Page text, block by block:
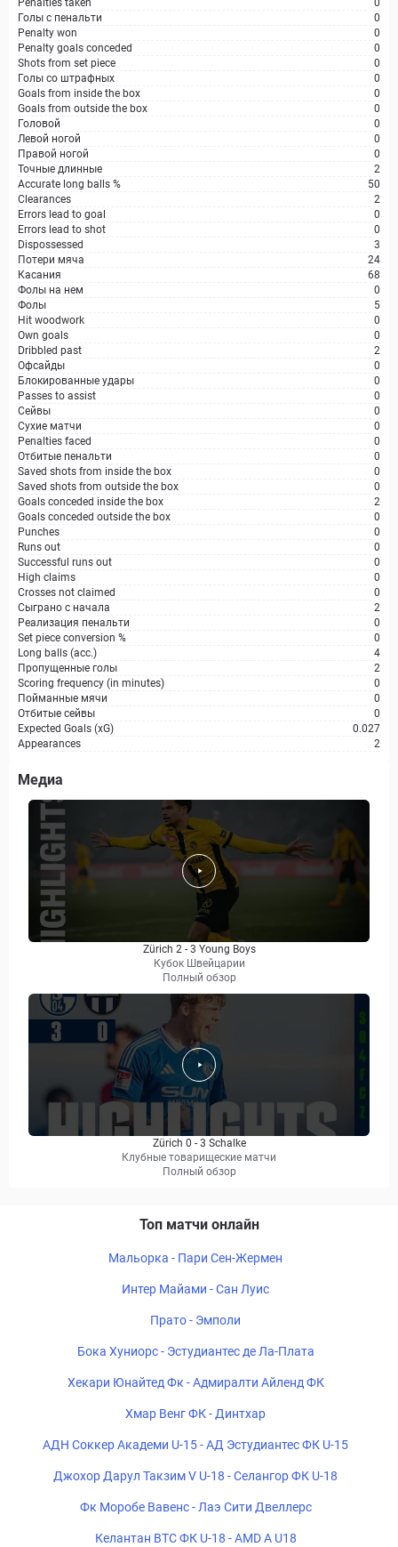
Penalties taken
0
Голы с пенальти
0
Penalty won
0
Penalty goals conceded
0
Shots from set piece
0
Голы со штрафных
0
Goals from inside the box
0
Goals from outside the box
0
Головой
0
Левой ногой
0
Правой ногой
0
Точные длинные
2
Accurate long balls %
50
Clearances
2
Errors lead to goal
0
Errors lead to shot
0
Dispossessed
3
Потери мяча
24
Касания
68
Фолы на нем
0
Фолы
5
Hit woodwork
0
Own goals
0
Dribbled past
2
Офсайды
0
Блокированные удары
0
Passes to assist
0
Сейвы
0
Сухие матчи
0
Penalties faced
0
Отбитые пенальти
0
Saved shots from inside the box
0
Saved shots from outside the box
0
Goals conceded inside the box
2
Goals conceded outside the box
0
Punches
0
Runs out
0
Successful runs out
0
High claims
0
Crosses not claimed
0
Сыграно с начала
2
Реализация пенальти
0
Set piece conversion %
0
Long balls (acc.)
4
Пропущенные голы
2
Scoring frequency (in minutes)
0
Пойманные мячи
0
Отбитые сейвы
0
Expected Goals (xG)
0.027
Appearances
2
Медиа
Zürich 2 - 3 Young Boys
Кубок Швейцарии
Полный обзор
Zürich 0 - 3 Schalke
Клубные товарищеские матчи
Полный обзор
Топ матчи онлайн
Мальорка - Пари Сен-Жермен
Интер Майами - Сан Луис
Прато - Эмполи
Бока Хуниорс - Эстудиантес де Ла-Плата
Хекари Юнайтед Фк - Адмиралти Айленд ФК
Хмар Венг ФК - Динтхар
АДН Соккер Академи U-15 - АД Эстудиантес ФК U-15
Джохор Дарул Такзим V U-18 - Селангор ФК U-18
Фк Моробе Вавенс - Лаэ Сити Двеллерс
Келантан ВТС ФК U-18 - AMD A U18